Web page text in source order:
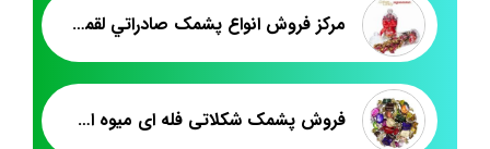
مرکز فروش انواع پشمک صادراتي لقمه اي
فروش پشمک شکلاتی فله ای میوه ای میکس